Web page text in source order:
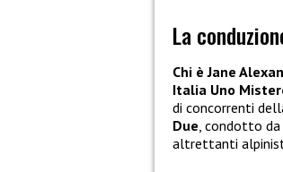
La
Chi è Jane
Italia Uno
di concorrenti
Due , condotto da
altrettanti